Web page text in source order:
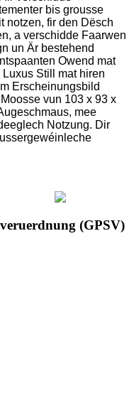
bis grousse
notzen, fir den Dësch
a verschidde Faarwen
un Är bestehend
Owend mat
Still mat hiren
Erscheinungsbild
vun 103 x 93 x
mee
Notzung. Dir
(GPSV)